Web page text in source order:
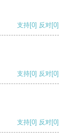
支持[0] 反对[0]
支持[0] 反对[0]
支持[0] 反对[0]